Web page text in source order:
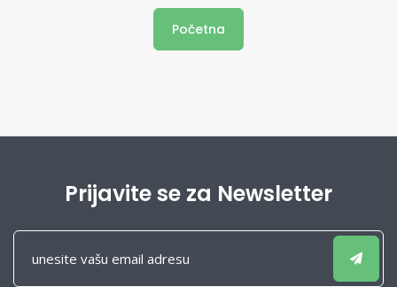
Početna
Prijavite se za Newsletter